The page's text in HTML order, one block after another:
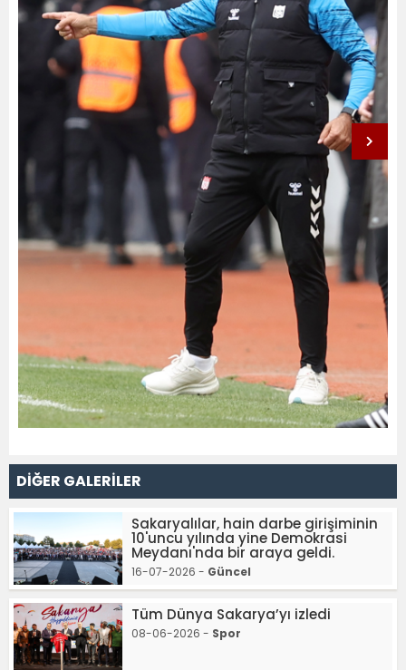
DİĞER GALERİLER
Sakaryalılar, hain darbe girişiminin
10'uncu yılında yine Demokrasi
Meydanı'nda bir araya geldi.
16-07-2026 - Güncel
Tüm Dünya Sakarya’yı izledi
08-06-2026 - Spor